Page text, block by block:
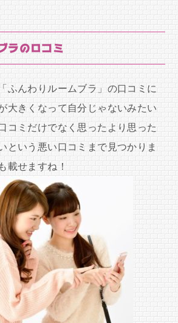
ラの口コミ
ふんわりルームブラ」の口コミに
大きくなって自分じゃないみたい
コミだけでなく思ったより思った
という悪い口コミまで見つかりま
載せますね！